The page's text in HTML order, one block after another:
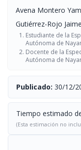
Avena Montero
Gutiérrez-Rojo
Estudiante de la
Autónoma de
Docente de la
Autónoma de
Publicado: 30/12/
Tiempo estimado
(Esta estimación no